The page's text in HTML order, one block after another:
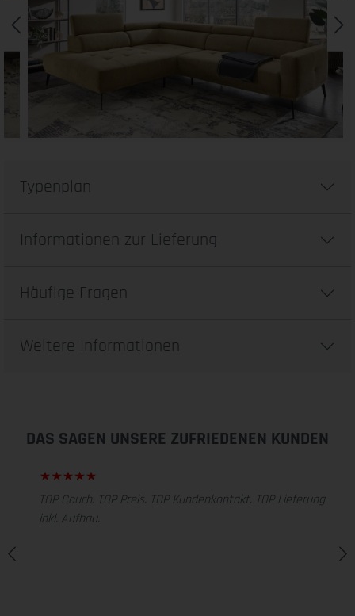
Typenplan
Informationen zur Lieferung
Häufige Fragen
Weitere Informationen
DAS SAGEN UNSERE ZUFRIEDENEN KUNDEN
TOP Couch. TOP Preis. TOP Kundenkontakt. TOP Lieferung
inkl. Aufbau.